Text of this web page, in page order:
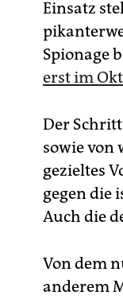
Einsatz
Spionage
erst im
Der
sowie von
gezieltes
gegen die
Auch die
Von dem
anderem